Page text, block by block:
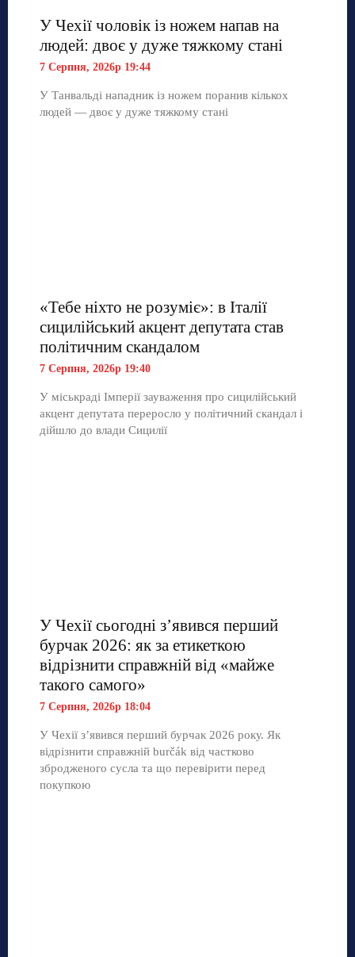
У Чехії чоловік із ножем напав на
людей: двоє у дуже тяжкому стані
7 Серпня, 2026р 19:44
У Танвальді нападник із ножем поранив кількох
людей — двоє у дуже тяжкому стані
«Тебе ніхто не розуміє»: в Італії
сицилійський акцент депутата став
політичним скандалом
7 Серпня, 2026р 19:40
У міськраді Імперії зауваження про сицилійський
акцент депутата переросло у політичний скандал і
дійшло до влади Сицилії
У Чехії сьогодні з’явився перший
бурчак 2026: як за етикеткою
відрізнити справжній від «майже
такого самого»
7 Серпня, 2026р 18:04
У Чехії з’явився перший бурчак 2026 року. Як
відрізнити справжній burčák від частково
збродженого сусла та що перевірити перед
покупкою